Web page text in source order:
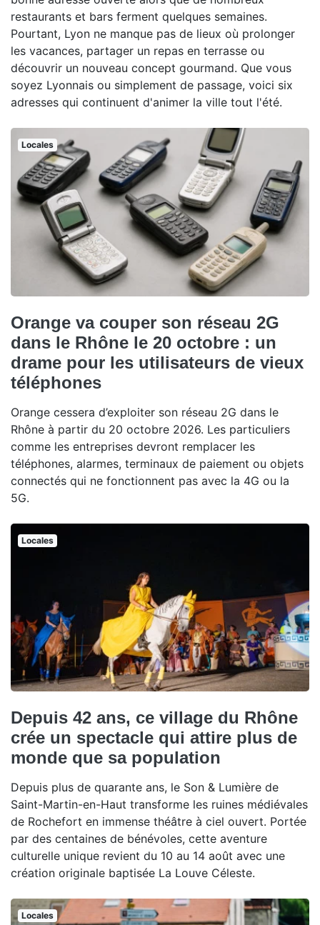
restaurants et bars ferment quelques semaines.
Pourtant, Lyon ne manque pas de lieux où prolonger
les vacances, partager un repas en terrasse ou
découvrir un nouveau concept gourmand. Que vous
soyez Lyonnais ou simplement de passage, voici six
adresses qui continuent d'animer la ville tout l'été.
Locales
Orange va couper son réseau 2G
dans le Rhône le 20 octobre : un
drame pour les utilisateurs de vieux
téléphones
Orange cessera d’exploiter son réseau 2G dans le
Rhône à partir du 20 octobre 2026. Les particuliers
comme les entreprises devront remplacer les
téléphones, alarmes, terminaux de paiement ou objets
connectés qui ne fonctionnent pas avec la 4G ou la
5G.
Locales
Depuis 42 ans, ce village du Rhône
crée un spectacle qui attire plus de
monde que sa population
Depuis plus de quarante ans, le Son & Lumière de
Saint-Martin-en-Haut transforme les ruines médiévales
de Rochefort en immense théâtre à ciel ouvert. Portée
par des centaines de bénévoles, cette aventure
culturelle unique revient du 10 au 14 août avec une
création originale baptisée La Louve Céleste.
Locales